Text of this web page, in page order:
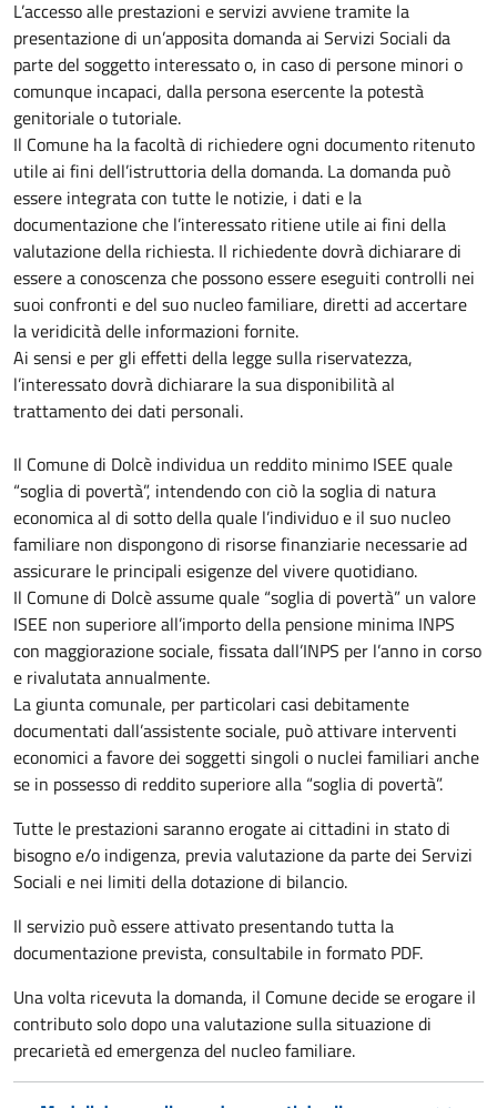
L’accesso alle prestazioni e servizi avviene tramite la
presentazione di un’apposita domanda ai Servizi Sociali da
parte del soggetto interessato o, in caso di persone minori o
comunque incapaci, dalla persona esercente la potestà
genitoriale o tutoriale.
Il Comune ha la facoltà di richiedere ogni documento ritenuto
utile ai fini dell’istruttoria della domanda. La domanda può
essere integrata con tutte le notizie, i dati e la
documentazione che l’interessato ritiene utile ai fini della
valutazione della richiesta. Il richiedente dovrà dichiarare di
essere a conoscenza che possono essere eseguiti controlli nei
suoi confronti e del suo nucleo familiare, diretti ad accertare
la veridicità delle informazioni fornite.
Ai sensi e per gli effetti della legge sulla riservatezza,
l’interessato dovrà dichiarare la sua disponibilità al
trattamento dei dati personali.
Il Comune di Dolcè individua un reddito minimo ISEE quale
“soglia di povertà”, intendendo con ciò la soglia di natura
economica al di sotto della quale l’individuo e il suo nucleo
familiare non dispongono di risorse finanziarie necessarie ad
assicurare le principali esigenze del vivere quotidiano.
Il Comune di Dolcè assume quale “soglia di povertà” un valore
ISEE non superiore all’importo della pensione minima INPS
con maggiorazione sociale, fissata dall’INPS per l’anno in corso
e rivalutata annualmente.
La giunta comunale, per particolari casi debitamente
documentati dall’assistente sociale, può attivare interventi
economici a favore dei soggetti singoli o nuclei familiari anche
se in possesso di reddito superiore alla “soglia di povertà”.
Tutte le prestazioni saranno erogate ai cittadini in stato di
bisogno e/o indigenza, previa valutazione da parte dei Servizi
Sociali e nei limiti della dotazione di bilancio.
Il servizio può essere attivato presentando tutta la
documentazione prevista, consultabile in formato PDF.
Una volta ricevuta la domanda, il Comune decide se erogare il
contributo solo dopo una valutazione sulla situazione di
precarietà ed emergenza del nucleo familiare.